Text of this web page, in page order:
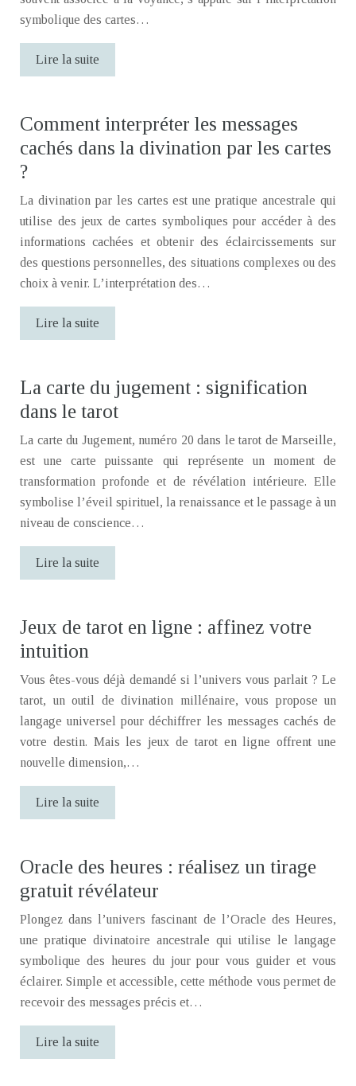
symbolique des cartes…
Lire la suite
Comment interpréter les messages
cachés dans la divination par les cartes
?
La divination par les cartes est une pratique ancestrale qui
utilise des jeux de cartes symboliques pour accéder à des
informations cachées et obtenir des éclaircissements sur
des questions personnelles, des situations complexes ou des
choix à venir. L’interprétation des…
Lire la suite
La carte du jugement : signification
dans le tarot
La carte du Jugement, numéro 20 dans le tarot de Marseille,
est une carte puissante qui représente un moment de
transformation profonde et de révélation intérieure. Elle
symbolise l’éveil spirituel, la renaissance et le passage à un
niveau de conscience…
Lire la suite
Jeux de tarot en ligne : affinez votre
intuition
Vous êtes-vous déjà demandé si l’univers vous parlait ? Le
tarot, un outil de divination millénaire, vous propose un
langage universel pour déchiffrer les messages cachés de
votre destin. Mais les jeux de tarot en ligne offrent une
nouvelle dimension,…
Lire la suite
Oracle des heures : réalisez un tirage
gratuit révélateur
Plongez dans l’univers fascinant de l’Oracle des Heures,
une pratique divinatoire ancestrale qui utilise le langage
symbolique des heures du jour pour vous guider et vous
éclairer. Simple et accessible, cette méthode vous permet de
recevoir des messages précis et…
Lire la suite